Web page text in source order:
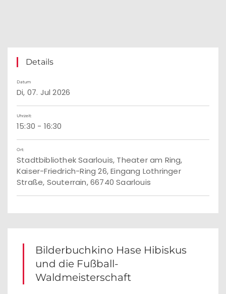
Details
Datum
Di, 07. Jul 2026
Uhrzeit:
15:30 - 16:30
Ort:
Stadtbibliothek Saarlouis, Theater am Ring,
Kaiser-Friedrich-Ring 26, Eingang Lothringer
Straße, Souterrain, 66740 Saarlouis
Bilderbuchkino Hase Hibiskus
und die Fußball-
Waldmeisterschaft